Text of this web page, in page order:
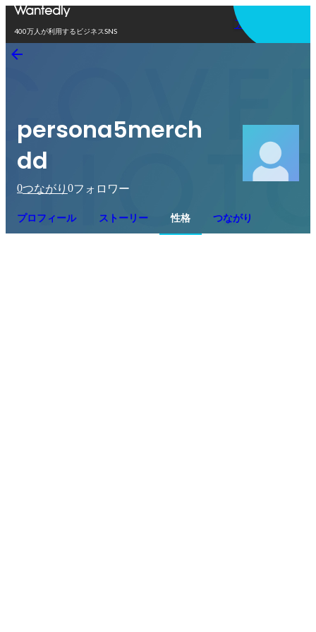
400万人が利用するビジネスSNS
アプリを使う
persona5merch
dd
0つながり 0フォロワー
プロフィール ストーリー 性格 つながり